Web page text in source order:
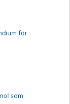
för
som